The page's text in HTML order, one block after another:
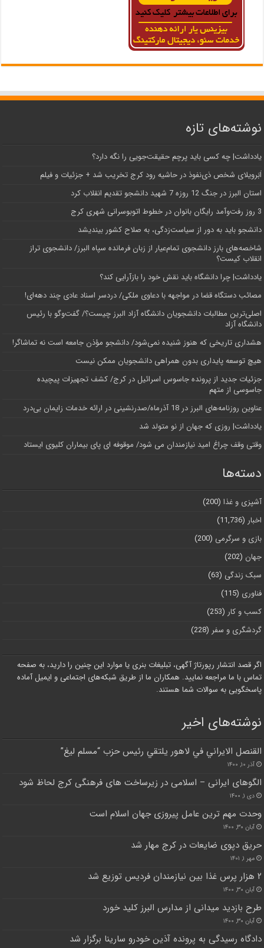
نوشته‌های تازه
یادداشت| ‌چه کسی باید پرچم حقیقت‌جویی را نگه دارد؟
اَبَر‌ویلای شخص ذی‌نفوذ در حاشیه‌ رود کرج تخریب شد + جزئیات و فیلم
استان البرز در جنگ 12 روزه 7 شهید دانشجو تقدیم انقلاب کرد
3 روز رفت‌وآمد رایگان بانوان در خطوط اتوبوسرانی شهری کرج
دانشجو باید به دور از سیاست‌زدگی، به صلاح کشور بیندیشد
شاخصه‌های بارز دانشجوی تمام‌عیار از زبان فرمانده سپاه البرز/ دانشجوی تراز
انقلاب کیست؟
یادداشت| چرا دانشگاه باید نقش خود را بازآرایی کند؟
مصائب دستگاه قضا در مواجهه با دعاوی ملکی/ دردسر اسناد عادی چند‌ دهه‌ای!
اصلی‌ترین مطالبات دانشجویان دانشگاه آزاد البرز چیست؟/ گفت‌وگو با رئیس
دانشگاه آز‌اد
هشداری تاریخی که هنوز شنیده نمی‌شود/ دانشجو مؤذن جامعه است نه تماشاگر!
هیچ توسعه پایداری بدون همراهی دانشجویان ممکن نیست
جزئیات جدید از پرونده جاسوس اسرائیل در کرج/‌ کشف تجهیزات پیچیده
جاسوسی از متهم
عناوین روزنامه‌های البرز در ‌18 آذرماه/صدرنشینی در ارائه خدمات زایمان بی‌درد
یادداشت| روزی که جهان از نو متولد شد
وقتی وقف چراغ امید نیازمندان می شود/ موقوفه ای پای بیماران کلیوی ایستاد
دسته‌ها
آشپزی و غذا (200)
اخبار (11,736)
بازی و سرگرمی (200)
جهان (202)
سبک زندگی (63)
فناوری (115)
کسب و کار (253)
گردشگری و سفر (228)
اگر قصد انتشار رپورتاژ آگهی، تبلیغات بنری یا موارد این چنین را دارید، به صفحه
تماس با ما مراجعه نمایید. همکاران ما از طریق شبکه‌های اجتماعی و ایمیل آماده
پاسخگویی به سوالات شما هستند.
نوشته‌های اخیر
القنصل الايراني في لاهور يلتقي رئيس حزب “مسلم ليغ”
آذر ۱۰, ۱۴۰۰
الگوهای ایرانی – اسلامی در زیرساخت های فرهنگی کرج لحاظ شود
دی ۱, ۱۴۰۰
وحدت مهم ترین عامل پیروزی جهان اسلام است
آبان ۳۰, ۱۴۰۰
حریق دپوی ضایعات در کرج مهار شد
مهر ۱, ۱۴۰۱
۲ هزار پرس غذا بین نیازمندان فردیس توزیع شد
آبان ۳۰, ۱۴۰۰
طرح بازدید میدانی از مدارس البرز کلید خورد
آبان ۳۰, ۱۴۰۰
دادگاه رسیدگی به پرونده آذین خودرو سارینا برگزار شد